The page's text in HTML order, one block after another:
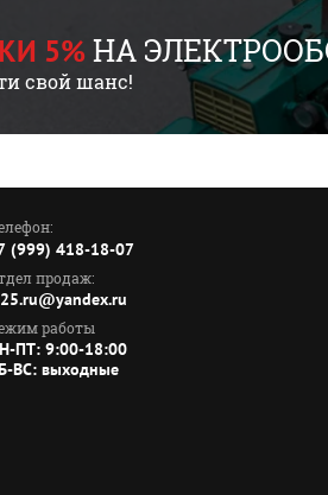
5%НА
свой шанс!
(999) 418-18-07
продаж:
работы
ПТ: 9:00-18:00
ВС: выходные